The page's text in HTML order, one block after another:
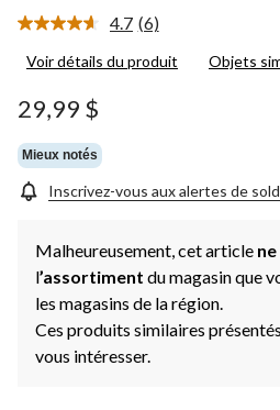
4.7 Lire
6
(6)
Voir détails du produit Objets
29,99 $
Mieux notés
Inscrivez-vous aux alertes de
Malheureusement, cet article
l’assortiment du magasin que
les magasins de la région.
Ces produits similaires
vous intéresser.